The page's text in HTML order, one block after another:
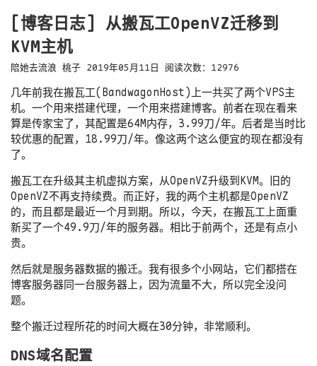
[博客日志] 从搬瓦工OpenVZ迁移到
KVM主机
陪她去流浪 桃子 2019年05月11日 阅读次数： 12976
几年前我在搬瓦工(BandwagonHost)上一共买了两个VPS主
机。一个用来搭建代理，一个用来搭建博客。前者在现在看来
算是传家宝了，其配置是64M内存，3.99刀/年。后者是当时比
较优惠的配置，18.99刀/年。像这两个这么便宜的现在都没有
了。
搬瓦工在升级其主机虚拟方案，从OpenVZ升级到KVM。旧的
OpenVZ不再支持续费。而正好，我的两个主机都是OpenVZ
的，而且都是最近一个月到期。所以，今天，在搬瓦工上面重
新买了一个49.9刀/年的服务器。相比于前两个，还是有点小
贵。
然后就是服务器数据的搬迁。我有很多个小网站，它们都搭在
博客服务器同一台服务器上，因为流量不大，所以完全没问
题。
整个搬迁过程所花的时间大概在30分钟，非常顺利。
DNS域名配置